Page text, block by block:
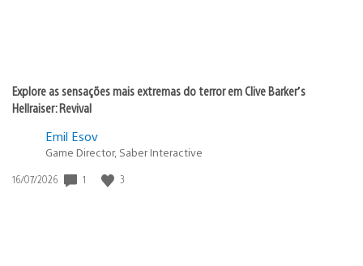
Explore as sensações mais extremas do terror em Clive Barker’s
Hellraiser: Revival
Emil Esov
Game Director, Saber Interactive
Data
16/07/2026 1 3